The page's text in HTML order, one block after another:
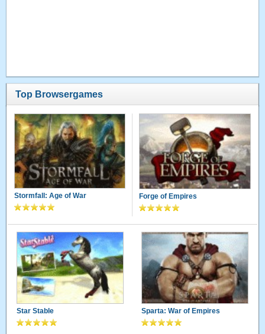
Top Browsergames
Stormfall: Age of War Forge of Empires
Star Stable Sparta: War of Empires